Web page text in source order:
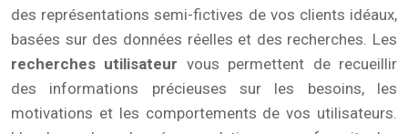
des représentations semi-fictives de vos clients idéaux,
basées sur des données réelles et des recherches. Les
recherches utilisateur vous permettent de recueillir
des informations précieuses sur les besoins, les
motivations et les comportements de vos utilisateurs.